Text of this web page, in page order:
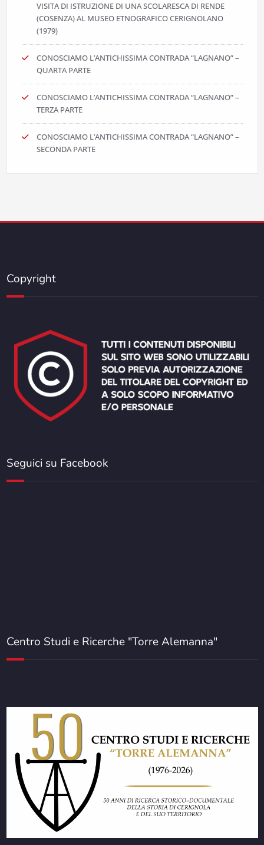
VISITA DI ISTRUZIONE DI UNA SCOLARESCA DI RENDE
(COSENZA) AL MUSEO ETNOGRAFICO CERIGNOLANO
(1979)
CONOSCIAMO L’ANTICHISSIMA CONTRADA “LAGNANO” –
QUARTA PARTE
CONOSCIAMO L’ANTICHISSIMA CONTRADA “LAGNANO” –
TERZA PARTE
CONOSCIAMO L’ANTICHISSIMA CONTRADA “LAGNANO” –
SECONDA PARTE
Copyright
Seguici su Facebook
Centro Studi e Ricerche "Torre Alemanna"